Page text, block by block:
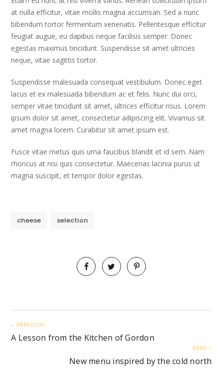
at nulla efficitur, vitae mollis magna accumsan. Sed a nunc
bibendum tortor fermentum venenatis. Pellentesque efficitur
feugiat augue, eu dapibus neque facilisis semper. Donec
egestas maximus tincidunt. Suspendisse sit amet ultricies
neque, vitae sagittis tortor.
Suspendisse malesuada consequat vestibulum. Donec eget
lacus et ex malesuada bibendum ac et felis. Nunc dui orci,
semper vitae tincidunt sit amet, ultrices efficitur risus. Lorem
ipsum dolor sit amet, consectetur adipiscing elit. Vivamus sit
amet magna lorem. Curabitur sit amet ipsum est.
Fusce vitae metus quis urna faucibus blandit et id sem. Nam
rhoncus at nisi quis consectetur. Maecenas lacinia purus ut
magna suscipit, et tempor dolor egestas.
cheese selection
PREVIOUS
A Lesson from the Kitchen of Gordon
NEXT
New menu inspired by the cold north